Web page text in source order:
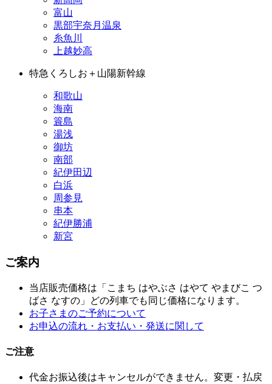
富山
黒部宇奈月温泉
糸魚川
上越妙高
特急くろしお＋山陽新幹線
和歌山
海南
簑島
湯浅
御坊
南部
紀伊田辺
白浜
周参見
串本
紀伊勝浦
新宮
ご案内
当店販売価格は「こまち はやぶさ はやて やまびこ つ
ばさ なすの」どの列車でも同じ価格になります。
お子さまのご予約について
お申込の流れ・お支払い・発送に関して
ご注意
代金お振込後はキャンセルができません。変更・払戻